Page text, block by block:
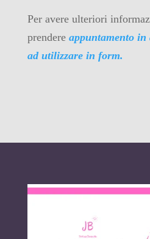
Per avere ulteriori
prendere appuntamento
ad utilizzare in form.